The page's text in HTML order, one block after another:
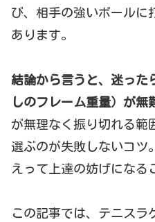
び、相手の強いボールに
あります。
結論から言うと、迷った
しのフレーム重量）が無
が無理なく振り切れる範
選ぶのが失敗しないコツ
えって上達の妨げになる
この記事では、テニスラ